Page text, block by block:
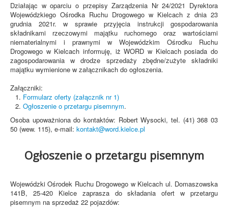
Działając w oparciu o przepisy Zarządzenia Nr 24/2021 Dyrektora
Wojewódzkiego Ośrodka Ruchu Drogowego w Kielcach z dnia 23
grudnia 2021r. w sprawie przyjęcia instrukcji gospodarowania
składnikami rzeczowymi majątku ruchomego oraz wartościami
niematerialnymi i prawnymi w Wojewódzkim Ośrodku Ruchu
Drogowego w Kielcach informuję, iż WORD w Kielcach posiada do
zagospodarowania w drodze sprzedaży zbędne/zużyte składniki
majątku wymienione w załącznikach do ogłoszenia.
Załączniki:
Formularz oferty (załącznik nr 1)
Ogłoszenie o przetargu pisemnym.
Osoba upoważniona do kontaktów: Robert Wysocki, tel. (41) 368 03
50 (wew. 115), e-mail: kontakt@word.kielce.pl
Ogłoszenie o przetargu pisemnym
Wojewódzki Ośrodek Ruchu Drogowego w Kielcach ul. Domaszowska
141B, 25-420 Kielce zaprasza do składania ofert w przetargu
pisemnym na sprzedaż 22 pojazdów: